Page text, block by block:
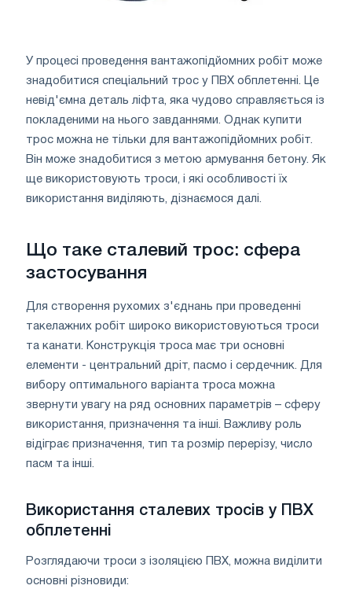
У процесі проведення вантажопідйомних робіт може
знадобитися спеціальний трос у ПВХ обплетенні. Це
невід'ємна деталь ліфта, яка чудово справляється із
покладеними на нього завданнями. Однак купити
трос можна не тільки для вантажопідйомних робіт.
Він може знадобитися з метою армування бетону. Як
ще використовують троси, і які особливості їх
використання виділяють, дізнаємося далі.
Що таке сталевий трос: сфера
застосування
Для створення рухомих з'єднань при проведенні
такелажних робіт широко використовуються троси
та канати. Конструкція троса має три основні
елементи - центральний дріт, пасмо і сердечник. Для
вибору оптимального варіанта троса можна
звернути увагу на ряд основних параметрів – сферу
використання, призначення та інші. Важливу роль
відіграє призначення, тип та розмір перерізу, число
пасм та інші.
Використання сталевих тросів у ПВХ
обплетенні
Розглядаючи троси з ізоляцією ПВХ, можна виділити
основні різновиди: